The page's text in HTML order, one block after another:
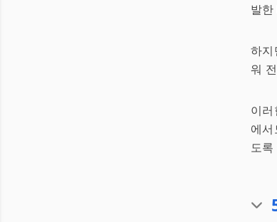
발한
하지
워
이
에
도